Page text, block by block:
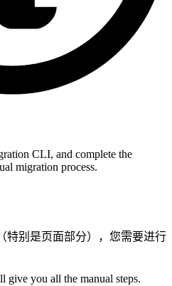
CLI, and complete the
migration process.
特别是页面部分），您需要进行
give you all the manual steps.